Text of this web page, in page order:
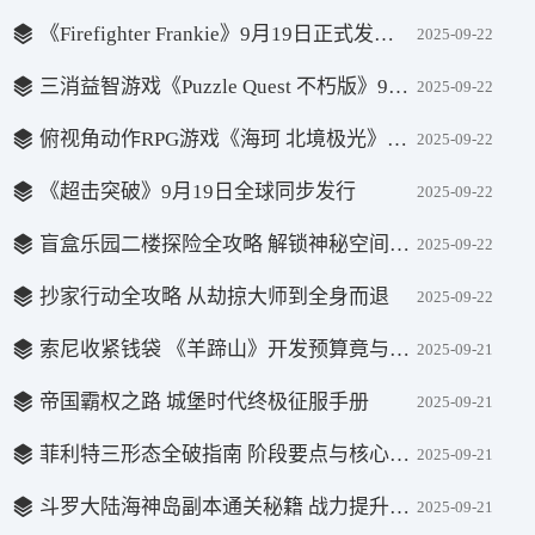
《Firefighter Frankie》9月19日正式发售 现已开放下载 2025-09-22
三消益智游戏《Puzzle Quest 不朽版》9月18日在Steam正式上线 2025-09-22
俯视角动作RPG游戏《海珂 北境极光》于9月19日在Steam平台上架 2025-09-22
《超击突破》9月19日全球同步发行 2025-09-22
盲盒乐园二楼探险全攻略 解锁神秘空间一步到位 2025-09-22
抄家行动全攻略 从劫掠大师到全身而退 2025-09-22
索尼收紧钱袋 《羊蹄山》开发预算竟与前作几乎相同 2025-09-21
帝国霸权之路 城堡时代终极征服手册 2025-09-21
菲利特三形态全破指南 阶段要点与核心战术解析 2025-09-21
斗罗大陆海神岛副本通关秘籍 战力提升与战斗策略全解析 2025-09-21